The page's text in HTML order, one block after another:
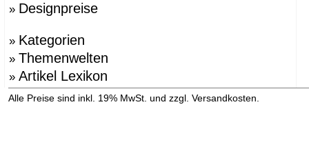
» Designpreise
» Kategorien
» Themenwelten
» Artikel Lexikon
Alle Preise sind inkl. 19% MwSt. und zzgl. Versandkosten.